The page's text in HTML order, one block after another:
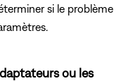
si le problème
ou les